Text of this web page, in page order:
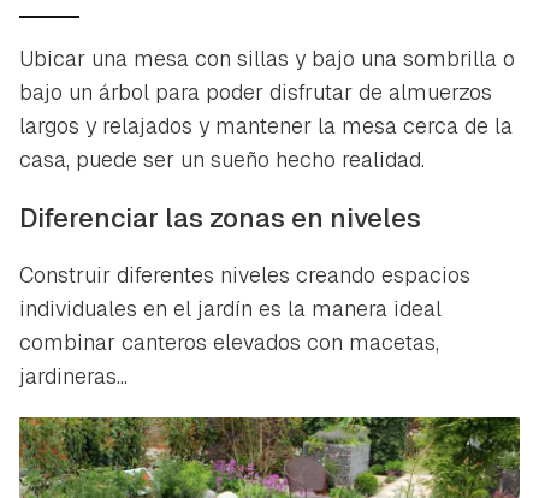
Ubicar una mesa con sillas y bajo una sombrilla o
bajo un árbol para poder disfrutar de almuerzos
largos y relajados y mantener la mesa cerca de la
casa, puede ser un sueño hecho realidad.
Diferenciar las zonas en niveles
Construir diferentes niveles creando espacios
individuales en el jardín es la manera ideal
combinar canteros elevados con macetas,
jardineras...